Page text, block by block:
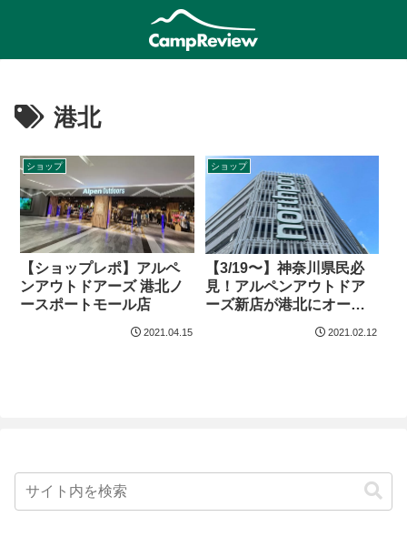
港北
ショップ
【ショップレポ】アルペ
ンアウトドアーズ 港北ノ
ースポートモール店
2021.04.15
ショップ
【3/19〜】神奈川県民必
見！アルペンアウトドア
ーズ新店が港北にオープ
2021.02.12